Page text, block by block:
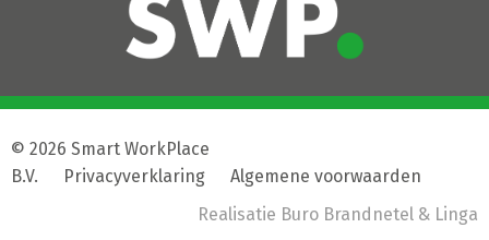
© 2026 Smart WorkPlace
B.V.
Privacyverklaring
Algemene voorwaarden
Realisatie Buro Brandnetel & Linga